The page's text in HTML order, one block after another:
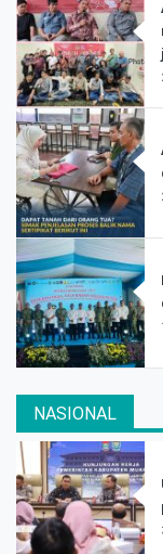
NASIONAL